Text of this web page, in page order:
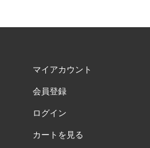
マイアカウント
会員登録
ログイン
カートを見る